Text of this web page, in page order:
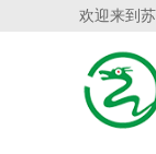
欢迎来到